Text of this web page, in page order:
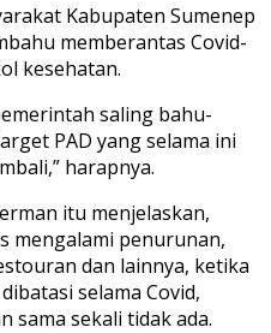
Kabupaten Sumenep
memberantas Covid-
kesehatan.
saling bahu-
PAD yang selama ini
harapnya.
itu menjelaskan,
mengalami penurunan,
dan lainnya, ketika
selama Covid,
sama sekali tidak ada.